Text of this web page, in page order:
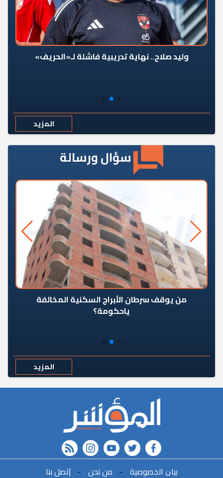
وليد صلاح.. نهاية تدريبية فاشلة لـ«الحريف»
المزيد
سؤال ورسالة
من يوقف سرطان الأبراج السكنية المخالفة
ياحكومة؟
المزيد
FACEBOOK
twitter
youtube
instagram
rss feed
ﺑﻴﺎﻥ اﻟﺨﺼﻮﺻﻴﺔ - ﻣﻦ ﻧﺤﻦ - ﺇﺗﺼﻞ ﺑﻨﺎ